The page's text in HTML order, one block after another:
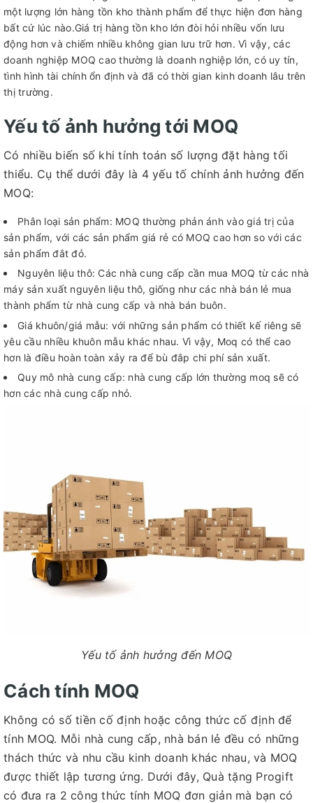
một lượng lớn hàng tồn kho thành phẩm để thực hiện đơn hàng
bất cứ lúc nào.Giá trị hàng tồn kho lớn đòi hỏi nhiều vốn lưu
động hơn và chiếm nhiều không gian lưu trữ hơn. Vì vậy, các
doanh nghiệp MOQ cao thường là doanh nghiệp lớn, có uy tín,
tình hình tài chính ổn định và đã có thời gian kinh doanh lâu trên
thị trường.
Yếu tố ảnh hưởng tới MOQ
Có nhiều biến số khi tính toán số lượng đặt hàng tối
thiểu. Cụ thể dưới đây là 4 yếu tố chính ảnh hưởng đến
MOQ:
Phân loại sản phẩm: MOQ thường phản ánh vào giá trị của
sản phẩm, với các sản phẩm giá rẻ có MOQ cao hơn so với các
sản phẩm đắt đỏ.
Nguyên liệu thô: Các nhà cung cấp cần mua MOQ từ các nhà
máy sản xuất nguyên liệu thô, giống như các nhà bán lẻ mua
thành phẩm từ nhà cung cấp và nhà bán buôn.
Giá khuôn/giá mẫu: với những sản phẩm có thiết kế riêng sẽ
yêu cầu nhiều khuôn mẫu khác nhau. Vì vậy, Moq có thể cao
hơn là điều hoàn toàn xảy ra để bù đắp chi phí sản xuất.
Quy mô nhà cung cấp: nhà cung cấp lớn thường moq sẽ có
hơn các nhà cung cấp nhỏ.
Yếu tố ảnh hưởng đến MOQ
Cách tính MOQ
Không có số tiền cố định hoặc công thức cố định để
tính MOQ. Mỗi nhà cung cấp, nhà bán lẻ đều có những
thách thức và nhu cầu kinh doanh khác nhau, và MOQ
được thiết lập tương ứng. Dưới đây, Quà tặng Progift
có đưa ra 2 công thức tính MOQ đơn giản mà bạn có